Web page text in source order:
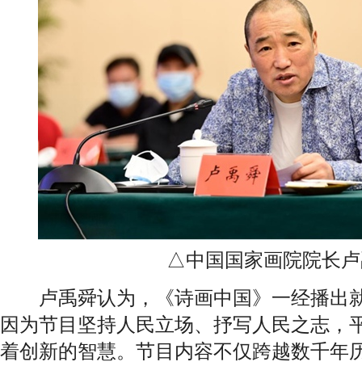
△中国国家画院院长
卢禹舜认为，《诗画中国》一经播出
因为节目坚持人民立场、抒写人民之志，
着创新的智慧。节目内容不仅跨越数千年